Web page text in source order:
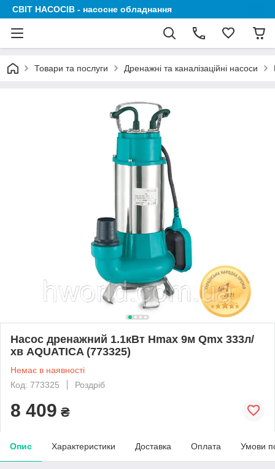
СВІТ НАСОСІВ - насосне обладнання
Товари та послуги Дренажні та каналізаційні насоси
Насос дренажний 1.1кВт Hmax 9м Qmx 333л/
хв AQUATICA (773325)
Немає в наявності
Код: 773325
Роздріб
8 409 ₴
Опис Характеристики Доставка Оплата Умови